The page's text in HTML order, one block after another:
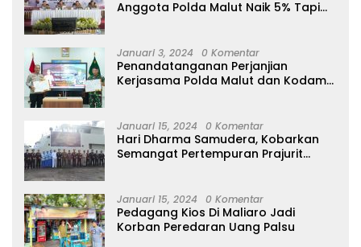
Anggota Polda Malut Naik 5% Tapi
Januari 3, 2024 0 Komentar
Penandatanganan Perjanjian
Kerjasama Polda Malut dan Kodam
Januari 15, 2024 0 Komentar
Hari Dharma Samudera, Kobarkan
Semangat Pertempuran Prajurit
Januari 15, 2024 0 Komentar
Pedagang Kios Di Maliaro Jadi
Korban Peredaran Uang Palsu